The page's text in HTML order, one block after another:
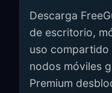
Descarga
de escritorio,
uso compartido
nodos móviles
Premium